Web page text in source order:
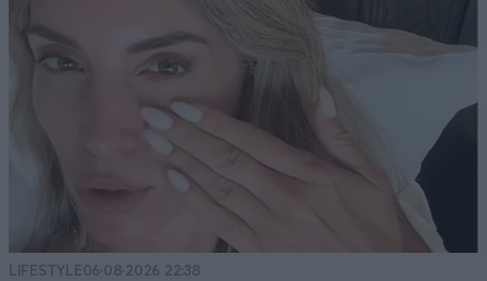
LIFESTYLE06·08·2026 22:38